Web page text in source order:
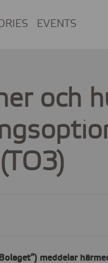
EVENTS
och
meddelar